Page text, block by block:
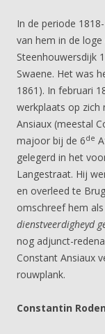
In de periode
van hem in de
Steenhouwersdijk
Swaene. Het was
1861). In februari
werkplaats op zich
Ansiaux (meestal
majoor bij de 6de
gelegerd in het
Langestraat. Hij
en overleed te
omschreef hem als
dienstveerdigheyd
nog adjunct-
Constant Ansiaux
rouwplank.
Constantin